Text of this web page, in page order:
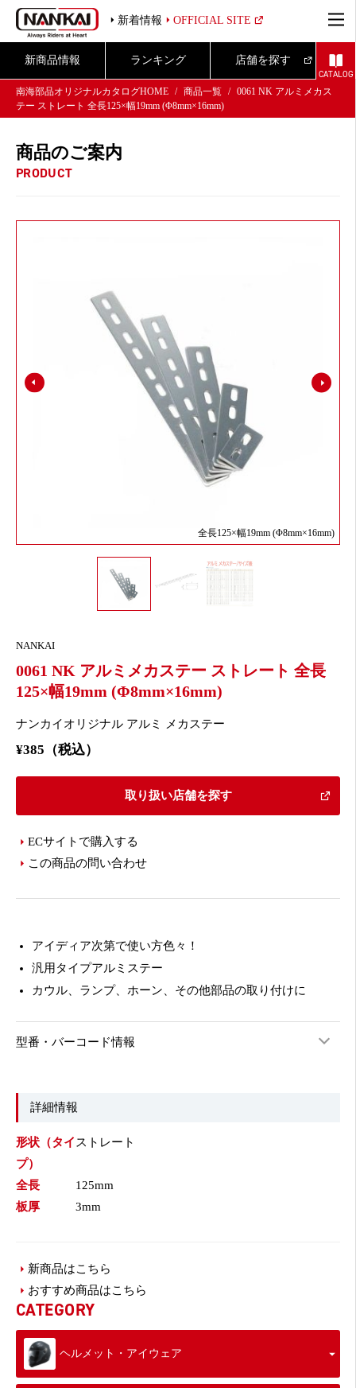
新着情報 OFFICIAL SITE
新商品情報 ランキング 店舗を探す
CATALOG
南海部品オリジナルカタログHOME
商品一覧
0061 NK アルミメカス
テー ストレート 全長125×幅19mm (Φ8mm×16mm)
商品のご案内
PRODUCT
全長125×幅19mm (Φ8mm×16mm)
NANKAI
0061 NK アルミメカステー ストレート 全長
125×幅19mm (Φ8mm×16mm)
ナンカイオリジナル アルミ メカステー
¥385（税込）
取り扱い店舗を探す
ECサイトで購入する
この商品の問い合わせ
アイディア次第で使い方色々！
汎用タイプアルミステー
カウル、ランプ、ホーン、その他部品の取り付けに
型番・バーコード情報
詳細情報
形状（タイ
プ）
ストレート
全長
125mm
板厚
3mm
新商品はこちら
おすすめ商品はこちら
CATEGORY
ヘルメット・アイウェア